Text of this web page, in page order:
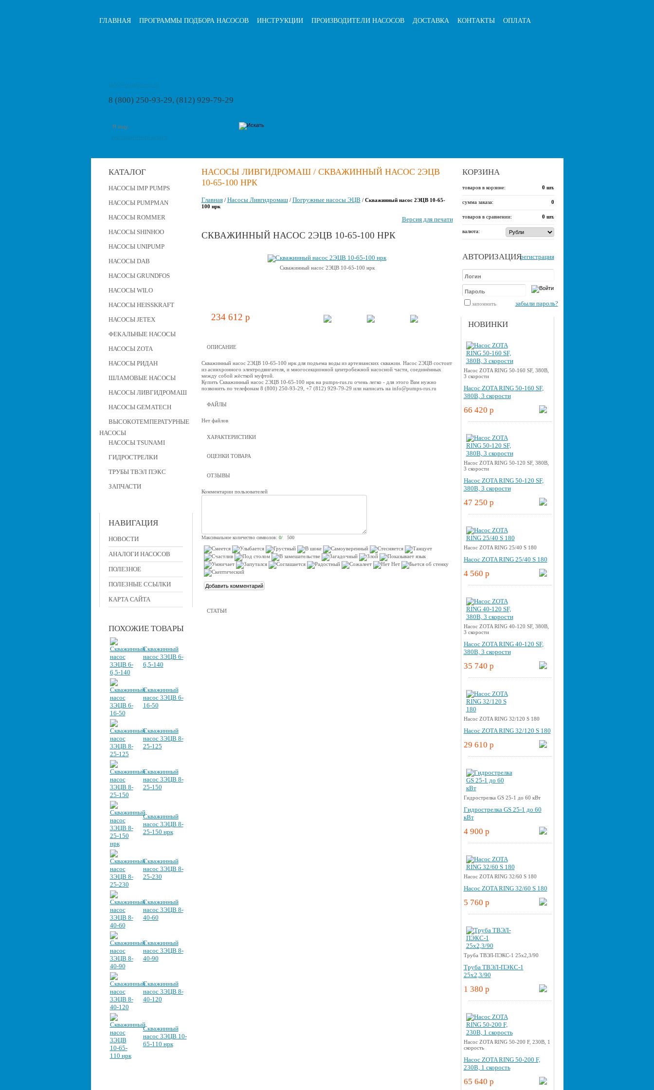
ГЛАВНАЯ ПРОГРАММЫ ПОДБОРА НАСОСОВ ИНСТРУКЦИИ ПРОИЗВОДИТЕЛИ НАСОСОВ ДОСТАВКА КОНТАКТЫ ОПЛАТА
8 (800) 250-93-29, (812) 929-79-29
КАТАЛОГ
НАСОСЫ IMP PUMPS
НАСОСЫ PUMPMAN
НАСОСЫ ROMMER
НАСОСЫ SHINHOO
НАСОСЫ UNIPUMP
НАСОСЫ DAB
НАСОСЫ GRUNDFOS
НАСОСЫ WILO
НАСОСЫ HEISSKRAFT
НАСОСЫ JETEX
ФЕКАЛЬНЫЕ НАСОСЫ
НАСОСЫ ZOTA
НАСОСЫ РИДАН
ШЛАМОВЫЕ НАСОСЫ
НАСОСЫ ЛИВГИДРОМАШ
НАСОСЫ GEMATECH
ВЫСОКОТЕМПЕРАТУРНЫЕ
НАСОСЫ
НАСОСЫ TSUNAMI
ГИДРОСТРЕЛКИ
ТРУБЫ ТВЭЛ ПЭКС
ЗАПЧАСТИ
НАВИГАЦИЯ
НОВОСТИ
АНАЛОГИ НАСОСОВ
ПОЛЕЗНОЕ
ПОЛЕЗНЫЕ ССЫЛКИ
КАРТА САЙТА
ПОХОЖИЕ ТОВАРЫ
Скважинный
насос 3ЭЦВ 6-
6,5-140
Скважинный
насос 3ЭЦВ 6-
16-50
Скважинный
насос 3ЭЦВ 8-
25-125
Скважинный
насос 3ЭЦВ 8-
25-150
Скважинный
насос 3ЭЦВ 8-
25-150 нрк
Скважинный
насос 3ЭЦВ 8-
25-230
Скважинный
насос 3ЭЦВ 8-
40-60
Скважинный
насос 3ЭЦВ 8-
40-90
Скважинный
насос 3ЭЦВ 8-
40-120
Скважинный
насос 3ЭЦВ 10-
65-110 нрк
КОРЗИНА
товаров в корзине: 0 шт.
сумма заказа: 0
товаров в сравнении: 0 шт.
валюта:
АВТОРИЗАЦИЯрегистрация
запомнить забыли пароль?
НОВИНКИ
Насос ZOTA RING 50-160 SF, 380В,
3 скорости
Насос ZOTA RING 50-160 SF,
380В, 3 скорости
66 420 p
Насос ZOTA RING 50-120 SF, 380В,
3 скорости
Насос ZOTA RING 50-120 SF,
380В, 3 скорости
47 250 p
Насос ZOTA RING 25/40 S 180
Насос ZOTA RING 25/40 S 180
4 560 p
Насос ZOTA RING 40-120 SF, 380В,
3 скорости
Насос ZOTA RING 40-120 SF,
380В, 3 скорости
35 740 p
Насос ZOTA RING 32/120 S 180
Насос ZOTA RING 32/120 S 180
29 610 p
Гидрострелка GS 25-1 до 60 кВт
Гидрострелка GS 25-1 до 60
кВт
4 900 p
Насос ZOTA RING 32/60 S 180
Насос ZOTA RING 32/60 S 180
5 760 p
Труба ТВЭЛ-ПЭКС-1 25x2,3/90
Труба ТВЭЛ-ПЭКС-1
25x2,3/90
1 380 p
Насос ZOTA RING 50-200 F, 230В, 1
скорость
Насос ZOTA RING 50-200 F,
230В, 1 скорость
65 640 p
НАСОСЫ ЛИВГИДРОМАШ / СКВАЖИННЫЙ НАСОС 2ЭЦВ
10-65-100 НРК
Главная/ Насосы Ливгидромаш/ Погружные насосы ЭЦВ / Скважинный насос 2ЭЦВ 10-65-
100 нрк
Версия для печати
СКВАЖИННЫЙ НАСОС 2ЭЦВ 10-65-100 НРК
Скважинный насос 2ЭЦВ 10-65-100 нрк
234 612 p
ОПИСАНИЕ
Скважинный насос 2ЭЦВ 10-65-100 нрк для подъема воды из артезианских скважин. Насос 2ЭЦВ состоит
из асинхронного электродвигателя, и многосекционной центробежной наcосной части, соединённых
между собой жёсткой муфтой.
Купить Скважинный насос 2ЭЦВ 10-65-100 нрк на pumps-rus.ru очень легко - для этого Вам нужно
позвонить по телефонам 8 (800) 250-93-29, +7 (812) 929-79-29 или написать на info@pumps-rus.ru
ФАЙЛЫ
Нет файлов
ХАРАКТЕРИСТИКИ
ОЦЕНКИ ТОВАРА
ОТЗЫВЫ
Комментарии пользователей
Максимальное количество символов: 0/ 500
СТАТЬИ